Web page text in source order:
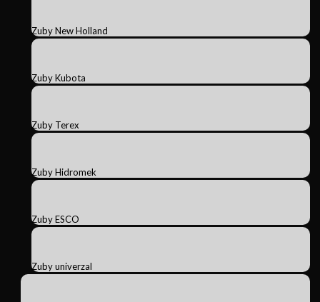
Zuby New Holland
Zuby Kubota
Zuby Terex
Zuby Hidromek
Zuby ESCO
Zuby univerzal